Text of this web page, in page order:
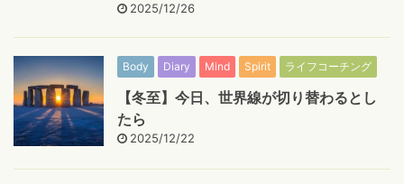
2025/12/26
Body Diary Mind Spirit ライフコーチング
【冬至】今日、世界線が切り替わるとし
たら
2025/12/22